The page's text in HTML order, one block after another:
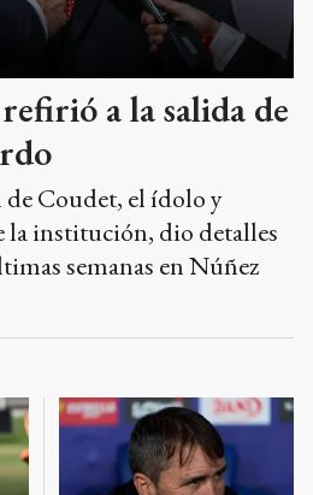
a la salida de
Coudet, el ídolo y
la institución, dio detalles
semanas en Núñez